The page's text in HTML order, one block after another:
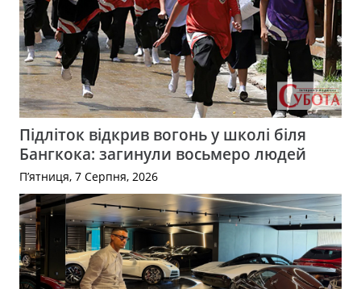
Підліток відкрив вогонь у школі біля
Бангкока: загинули восьмеро людей
П’ятниця, 7 Серпня, 2026